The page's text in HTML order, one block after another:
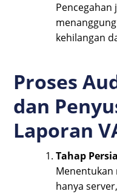
kehilangan
Proses
dan
Laporan
Tahap
Menentukan
hanya